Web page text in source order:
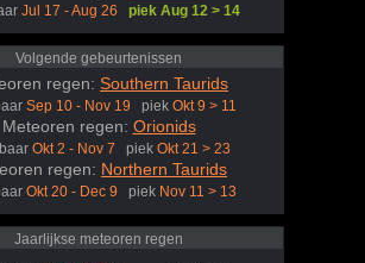
Jul 17 - Aug 26 piek Aug 12 > 14
Volgende gebeurtenissen
regen: Southern Taurids
Sep 10 - Nov 19 piek Okt 9 > 11
Meteoren regen: Orionids
Okt 2 - Nov 7 piek Okt 21 > 23
regen: Northern Taurids
Okt 20 - Dec 9 piek Nov 11 > 13
Jaarlijkse meteoren regen